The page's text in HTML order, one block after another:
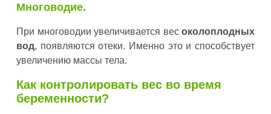
Многоводие.
При многоводии увеличивается вес околоплодных
вод, появляются отеки. Именно это и способствует
увеличению массы тела.
Как контролировать вес во время
беременности?